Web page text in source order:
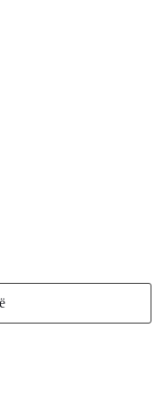
и качестве сборки
при заключении
расположения.